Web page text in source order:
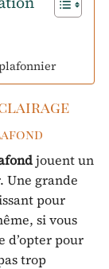
jouent un
Une grande
pour
si vous
d’opter pour
trop